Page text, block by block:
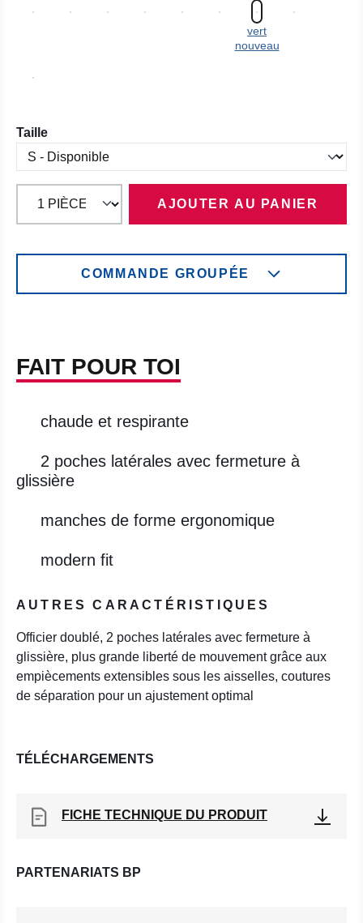
vert
nouveau
Sélectionnez
Taille
AJOUTER AU PANIER
COMMANDE GROUPÉE
FAIT POUR TOI
chaude et respirante
2 poches latérales avec fermeture à
glissière
manches de forme ergonomique
modern fit
AUTRES CARACTÉRISTIQUES
Officier doublé, 2 poches latérales avec fermeture à
glissière, plus grande liberté de mouvement grâce aux
empiècements extensibles sous les aisselles, coutures
de séparation pour un ajustement optimal
TÉLÉCHARGEMENTS
FICHE TECHNIQUE DU PRODUIT
PARTENARIATS BP